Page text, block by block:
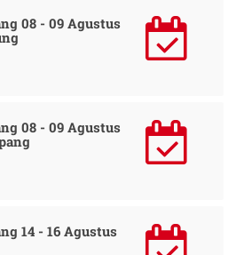
08 - 09 Agustus
08 - 09 Agustus
14 - 16 Agustus